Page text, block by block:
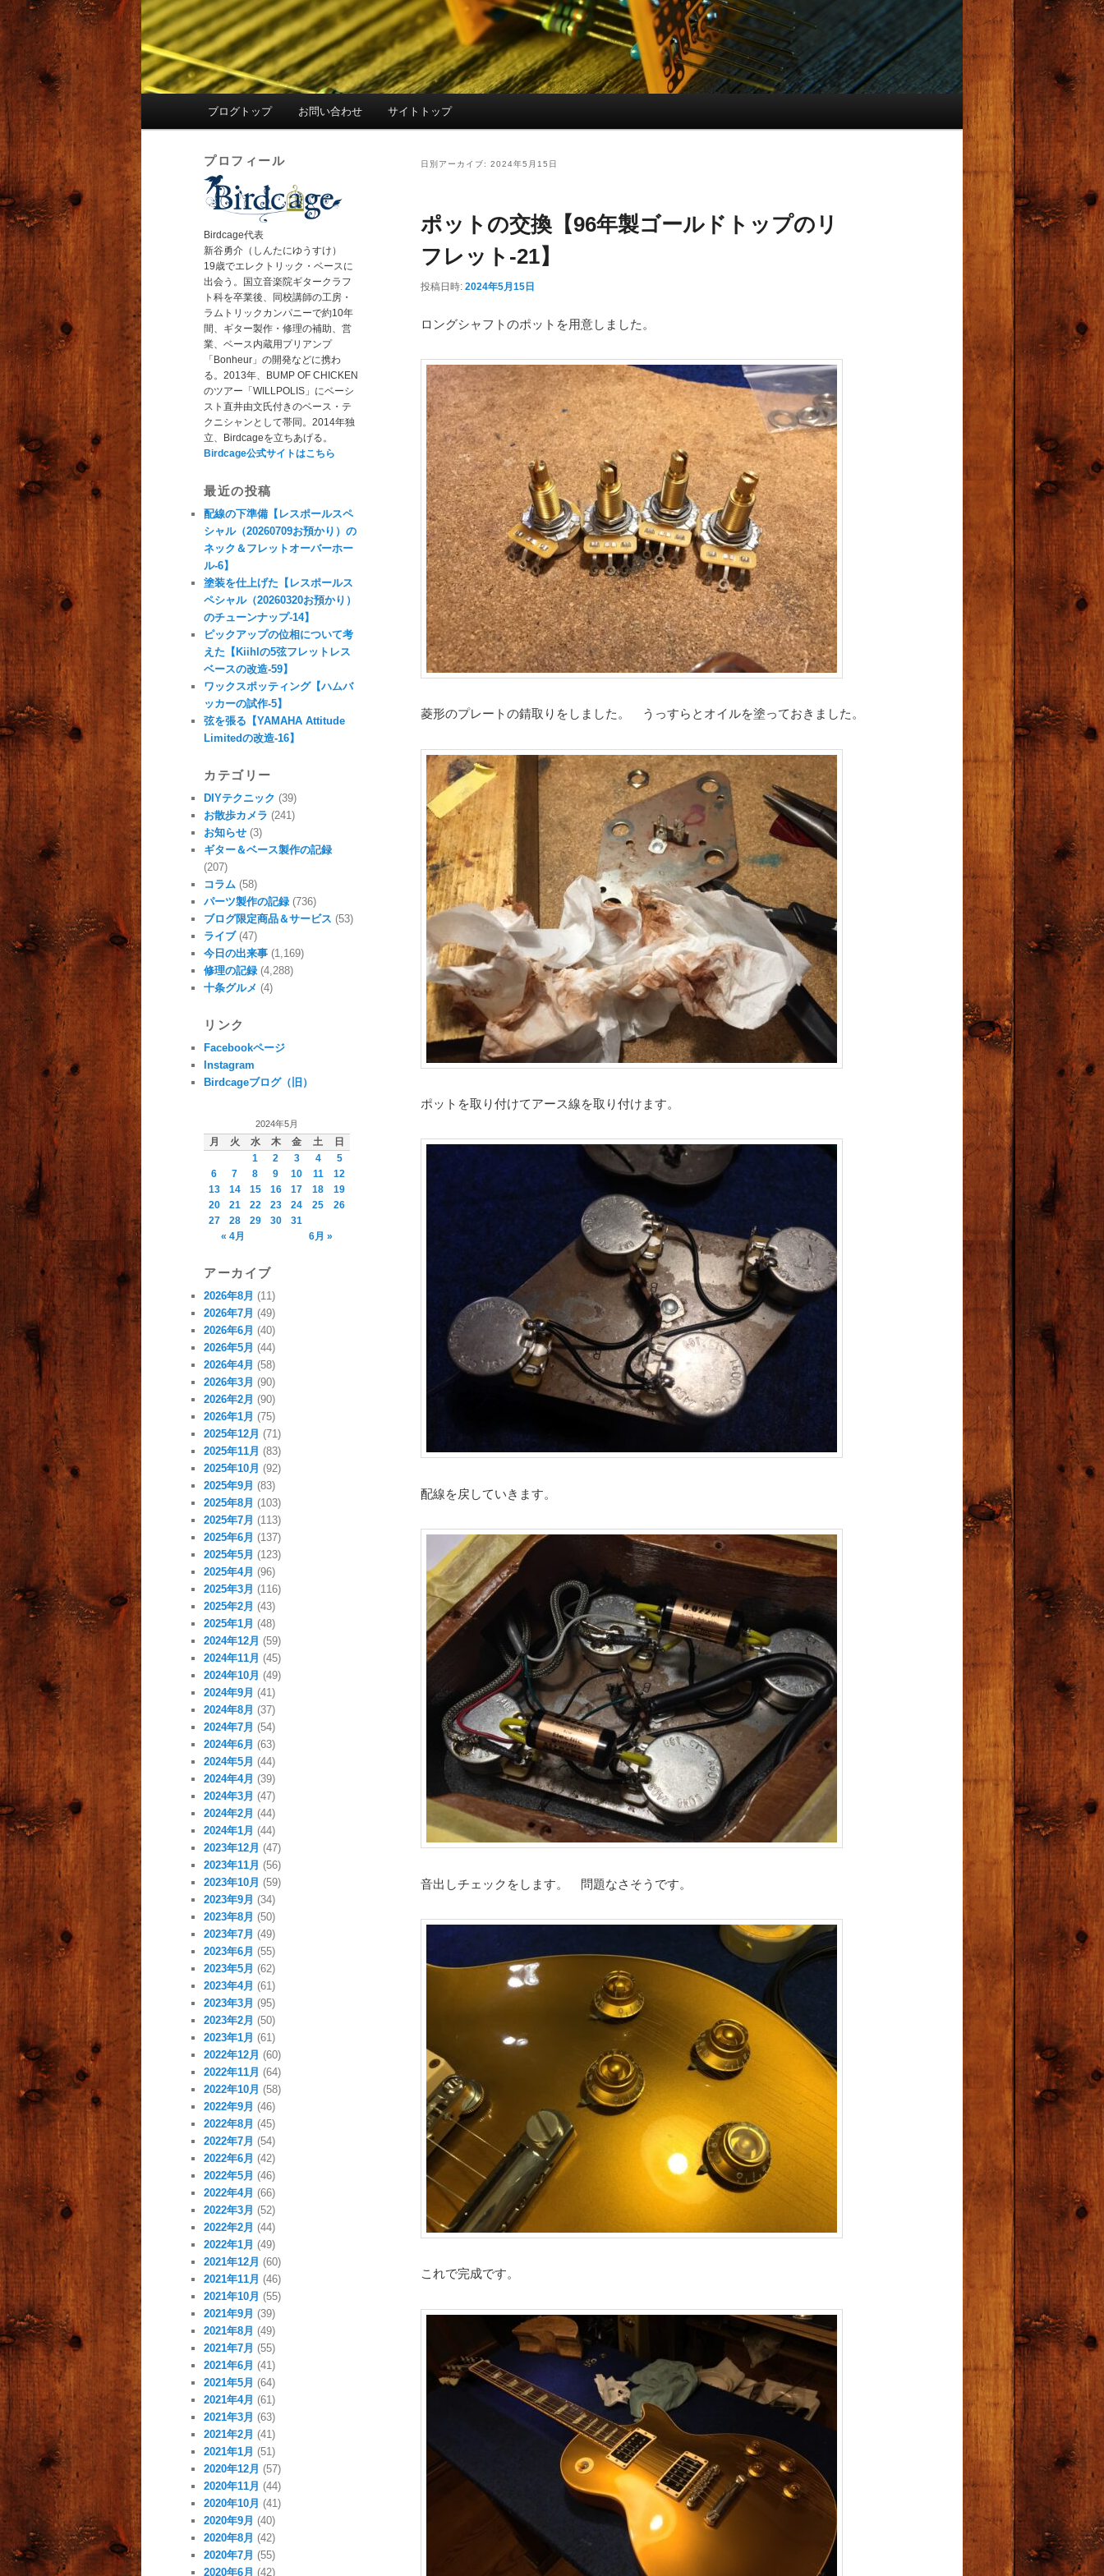
ブログトップ お問い合わせ サイトトップ
日別アーカイブ: 2024年5月15日
ポットの交換【96年製ゴールドトップのリ
フレット-21】
投稿日時: 2024年5月15日
ロングシャフトのポットを用意しました。
菱形のプレートの錆取りをしました。 うっすらとオイルを塗っておきました。
ポットを取り付けてアース線を取り付けます。
配線を戻していきます。
音出しチェックをします。 問題なさそうです。
これで完成です。
プロフィール
Birdcage代表
新谷勇介（しんたにゆうすけ）
19歳でエレクトリック・ベースに
出会う。国立音楽院ギタークラフ
ト科を卒業後、同校講師の工房・
ラムトリックカンパニーで約10年
間、ギター製作・修理の補助、営
業、ベース内蔵用プリアンプ
「Bonheur」の開発などに携わ
る。2013年、BUMP OF CHICKEN
のツアー「WILLPOLIS」にベーシ
スト直井由文氏付きのベース・テ
クニシャンとして帯同。2014年独
立、Birdcageを立ちあげる。
Birdcage公式サイトはこちら
最近の投稿
配線の下準備【レスポールスペ
シャル（20260709お預かり）の
ネック＆フレットオーバーホー
ル-6】
塗装を仕上げた【レスポールス
ペシャル（20260320お預かり）
のチューンナップ-14】
ピックアップの位相について考
えた【Kiihlの5弦フレットレス
ベースの改造-59】
ワックスポッティング【ハムバ
ッカーの試作-5】
弦を張る【YAMAHA Attitude
Limitedの改造-16】
カテゴリー
DIYテクニック (39)
お散歩カメラ (241)
お知らせ (3)
ギター＆ベース製作の記録
(207)
コラム (58)
パーツ製作の記録 (736)
ブログ限定商品＆サービス (53)
ライブ(47)
今日の出来事 (1,169)
修理の記録 (4,288)
十条グルメ (4)
リンク
Facebookページ
Instagram
Birdcageブログ（旧）
2024年5月
月 火 水 木 金 土
日
1
2 3 4
5
6
7 8 9 10 11
12
13
14 15 16 17 18
19
20
21 22 23 24 25
26
27
28 29 30
31
« 4月
6月 »
アーカイブ
2026年8月 (11)
2026年7月 (49)
2026年6月 (40)
2026年5月 (44)
2026年4月 (58)
2026年3月 (90)
2026年2月 (90)
2026年1月 (75)
2025年12月 (71)
2025年11月 (83)
2025年10月 (92)
2025年9月 (83)
2025年8月 (103)
2025年7月 (113)
2025年6月 (137)
2025年5月 (123)
2025年4月 (96)
2025年3月 (116)
2025年2月 (43)
2025年1月 (48)
2024年12月 (59)
2024年11月 (45)
2024年10月 (49)
2024年9月 (41)
2024年8月 (37)
2024年7月 (54)
2024年6月 (63)
2024年5月 (44)
2024年4月 (39)
2024年3月 (47)
2024年2月 (44)
2024年1月 (44)
2023年12月 (47)
2023年11月 (56)
2023年10月 (59)
2023年9月 (34)
2023年8月 (50)
2023年7月 (49)
2023年6月 (55)
2023年5月 (62)
2023年4月 (61)
2023年3月 (95)
2023年2月 (50)
2023年1月 (61)
2022年12月 (60)
2022年11月 (64)
2022年10月 (58)
2022年9月 (46)
2022年8月 (45)
2022年7月 (54)
2022年6月 (42)
2022年5月 (46)
2022年4月 (66)
2022年3月 (52)
2022年2月 (44)
2022年1月 (49)
2021年12月 (60)
2021年11月 (46)
2021年10月 (55)
2021年9月 (39)
2021年8月 (49)
2021年7月 (55)
2021年6月 (41)
2021年5月 (64)
2021年4月 (61)
2021年3月 (63)
2021年2月 (41)
2021年1月 (51)
2020年12月 (57)
2020年11月 (44)
2020年10月 (41)
2020年9月 (40)
2020年8月 (42)
2020年7月 (55)
2020年6月 (42)